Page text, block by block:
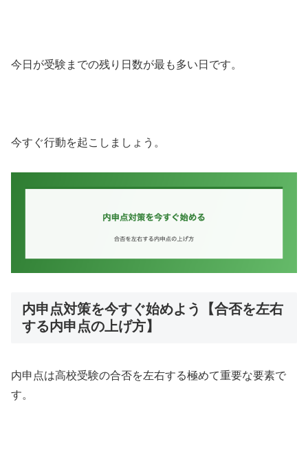
今日が受験までの残り日数が最も多い日です。
今すぐ行動を起こしましょう。
内申点対策を今すぐ始めよう【合否を左右
する内申点の上げ方】
内申点は高校受験の合否を左右する極めて重要な要素で
す。